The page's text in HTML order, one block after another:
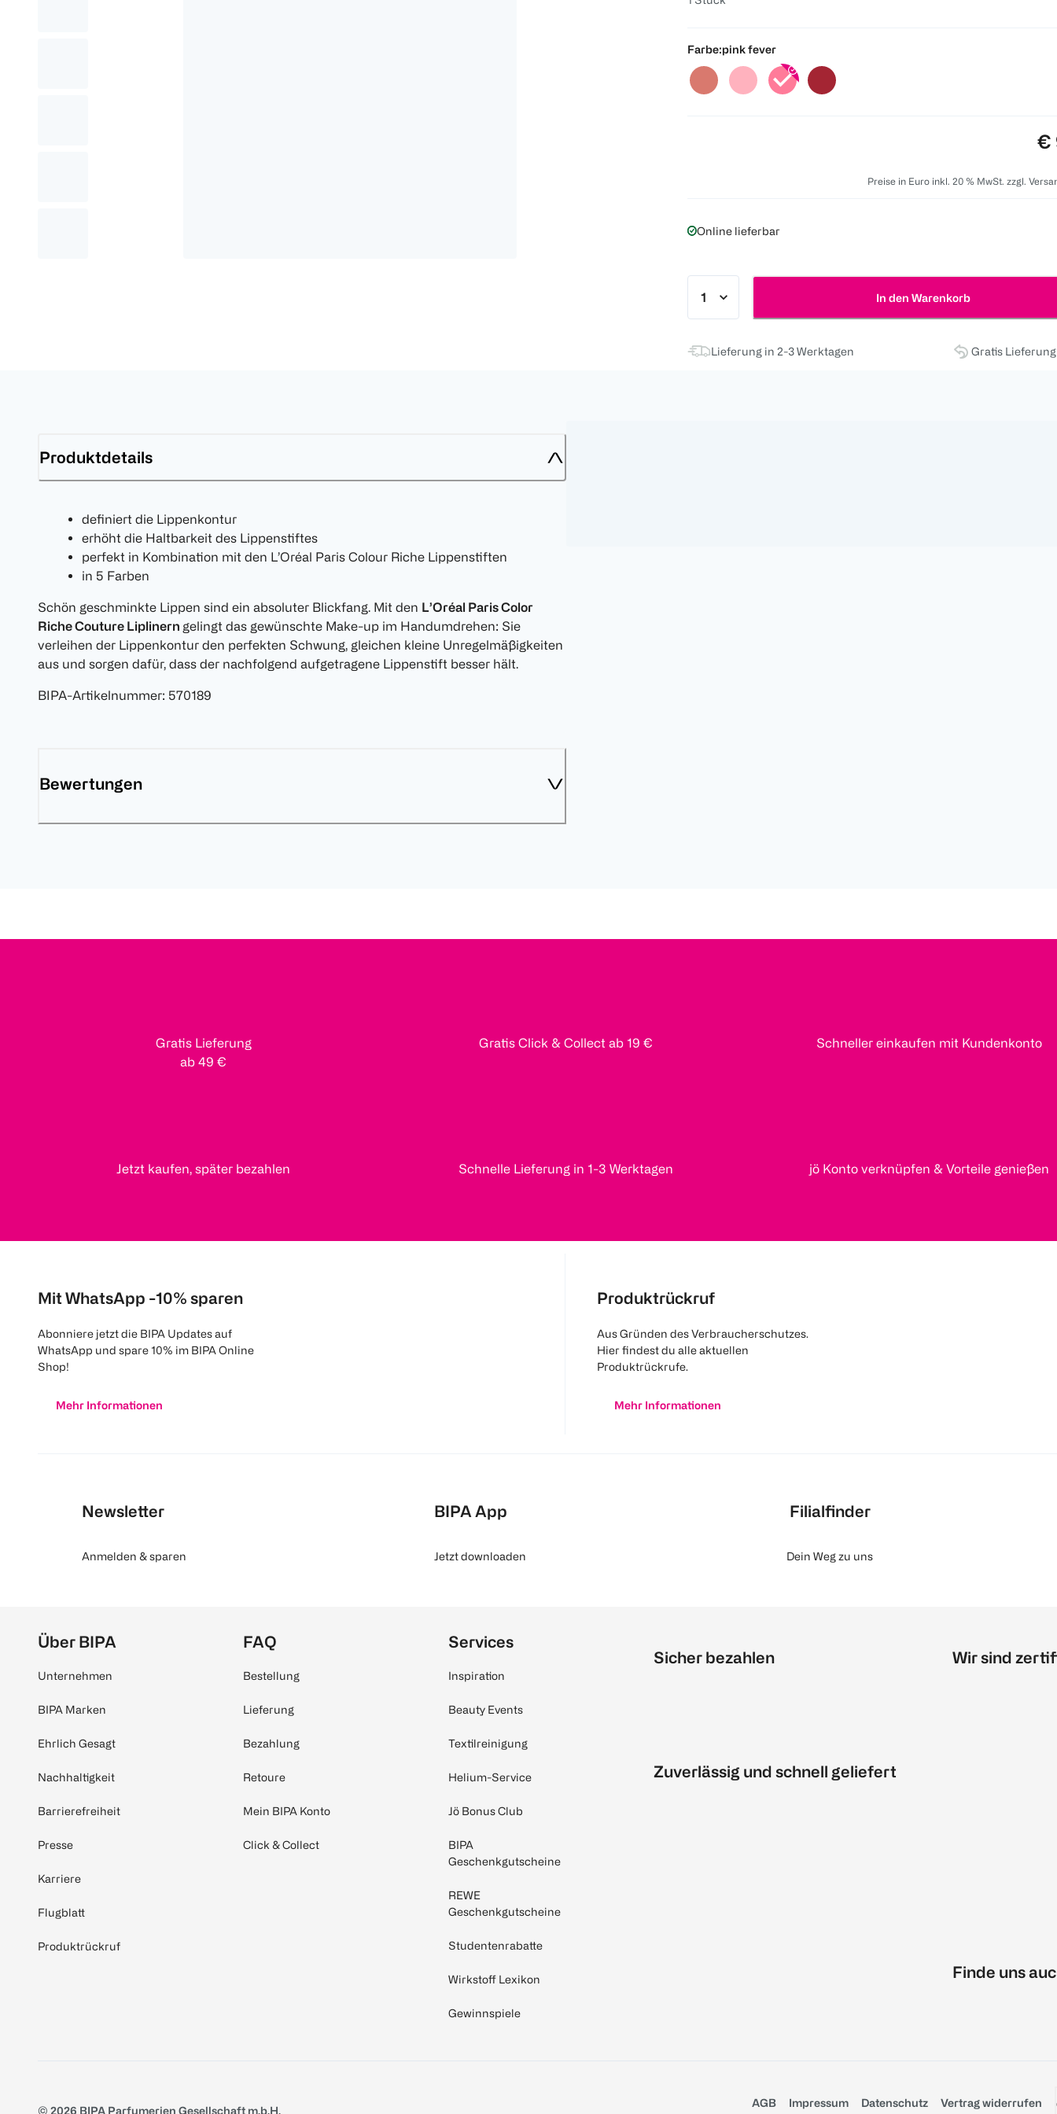
Farbe:pink fever
€
Preise in Euro inkl. 20 % MwSt. zzgl.
Online lieferbar
In den Warenkorb
Lieferung in 2-3 Werktagen Gratis
Produktdetails
definiert die Lippenkontur
erhöht die Haltbarkeit des Lippenstiftes
perfekt in Kombination mit den L’Oréal Paris Colour Riche Lippenstiften
in 5 Farben
Schön geschminkte Lippen sind ein absoluter Blickfang. Mit den L’Oréal Paris Color
Riche Couture Liplinern gelingt das gewünschte Make-up im Handumdrehen: Sie
verleihen der Lippenkontur den perfekten Schwung, gleichen kleine Unregelmäßigkeiten
aus und sorgen dafür, dass der nachfolgend aufgetragene Lippenstift besser hält.
BIPA-Artikelnummer: 570189
Bewertungen
Gratis Lieferung
ab 49 €
Gratis Click & Collect ab 19 € Schneller einkaufen mit Kundenkonto
Jetzt kaufen, später bezahlen Schnelle Lieferung in 1-3 Werktagen jö Konto verknüpfen & Vorteile genießen
Mit WhatsApp -10% sparen
Abonniere jetzt die BIPA Updates auf
WhatsApp und spare 10% im BIPA Online
Shop!
Mehr Informationen
Produktrückruf
Aus Gründen des Verbraucherschutzes.
Hier findest du alle aktuellen
Produktrückrufe.
Mehr Informationen
Newsletter
Anmelden & sparen
BIPA App
Jetzt downloaden
Filialfinder
Dein Weg zu uns
Über BIPA
Unternehmen
BIPA Marken
Ehrlich Gesagt
Nachhaltigkeit
Barrierefreiheit
Presse
Karriere
Flugblatt
Produktrückruf
FAQ
Bestellung
Lieferung
Bezahlung
Retoure
Mein BIPA Konto
Click & Collect
Services
Inspiration
Beauty Events
Textilreinigung
Helium-Service
Jö Bonus Club
BIPA
Geschenkgutscheine
REWE
Geschenkgutscheine
Studentenrabatte
Wirkstoff Lexikon
Gewinnspiele
Sicher bezahlen
Zuverlässig und schnell geliefert
Wir sind
Finde uns
© 2026 BIPA Parfumerien Gesellschaft m.b.H.
AGB Impressum Datenschutz Vertrag widerrufen